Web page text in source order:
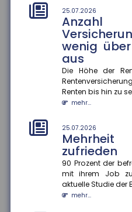
25.07.2026
wenig
aus
Die Höhe der
Renten bis hin zu
mehr...
25.07.2026
zufrieden
90 Prozent der
mit ihrem Job
aktuelle Studie der
mehr...
aktuellen konjunk...
mehr...
21.07.2026
Zu wenig
Großstädten
In vielen deutschen
Mietwohnungen seit
Hamburg sogar um
21.07.2026
Unwirksame
Beiträge
Ein Münchner